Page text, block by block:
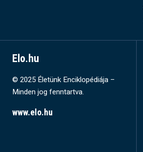
Elo.hu
© 2025 Életünk Enciklopédiája –
Minden jog fenntartva.
www.elo.hu